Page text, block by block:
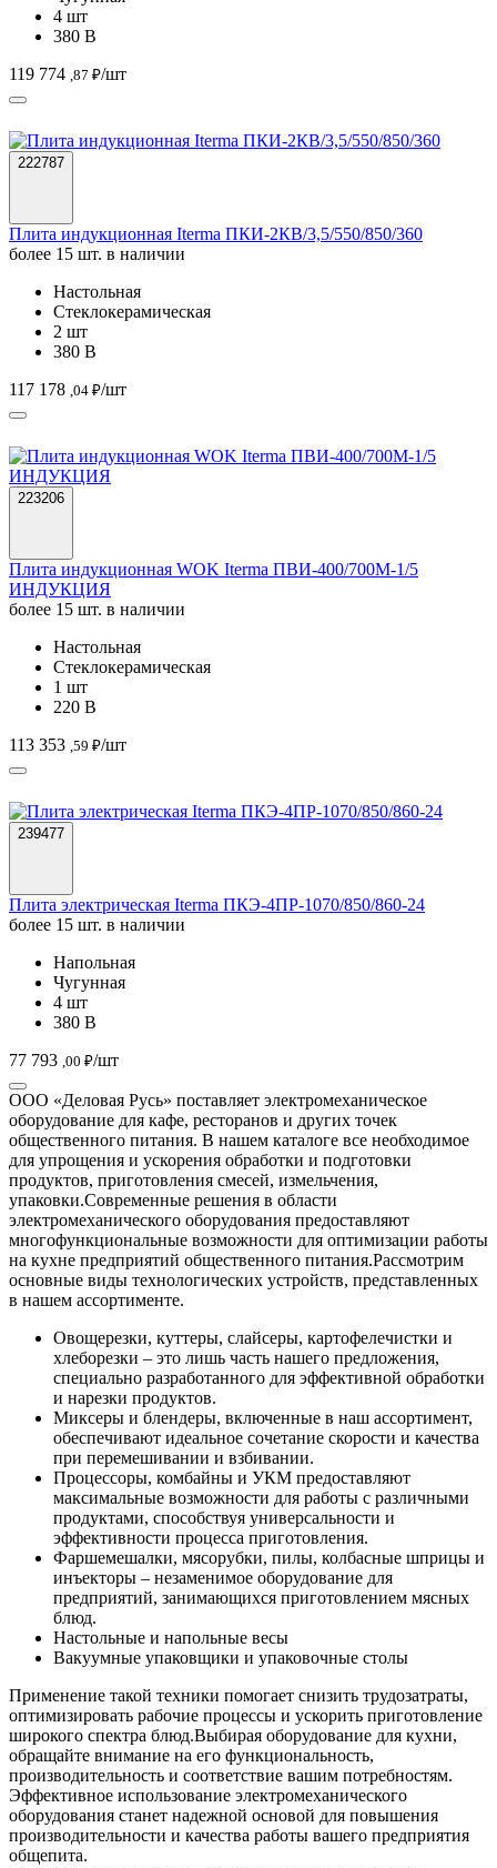
222787
Плита индукционная Iterma ПКИ-2КВ/3,5/550/850/360
Настольная
380 В
117 178,04 ₽ /шт
ИНДУКЦИЯ
более 15 шт. в наличии
1 шт
220 В
113 353,59 ₽ /шт
239477
Плита электрическая Iterma ПКЭ-4ПР-1070/850/860-24
Напольная
380 В
77 793,00 ₽/шт
ООО «Деловая Русь» поставляет электромеханическое
оборудование для кафе, ресторанов и других точек
общественного питания. В нашем каталоге все необходимое
для упрощения и ускорения обработки и подготовки
упаковки. Современные решения в области
электромеханического оборудования предоставляют
многофункциональные возможности для оптимизации работы
на кухне предприятий общественного питания.Рассмотрим
основные виды технологических устройств, представленных
в нашем ассортименте.
Овощерезки, куттеры, слайсеры, картофелечистки и
хлеборезки – это лишь часть нашего предложения,
специально разработанного для эффективной обработки
и нарезки продуктов.
Миксеры и блендеры, включенные в наш ассортимент,
обеспечивают идеальное сочетание скорости и качества
Процессоры, комбайны и УКМ предоставляют
максимальные возможности для работы с различными
продуктами, способствуя универсальности и
эффективности процесса приготовления.
Фаршемешалки, мясорубки, пилы, колбасные шприцы и
инъекторы – незаменимое оборудование для
предприятий, занимающихся приготовлением мясных
блюд.
Настольные и напольные весы
Вакуумные упаковщики и упаковочные столы
Применение такой техники помогает снизить трудозатраты,
оптимизировать рабочие процессы и ускорить приготовление
широкого спектра блюд.Выбирая оборудование для кухни,
обращайте внимание на его функциональность,
производительность и соответствие вашим потребностям.
Эффективное использование электромеханического
производительности и качества работы вашего предприятия
общепита.
Продолжая использовать наш сайт, вы соглашаетесь c
условиями обработки персональных данных Хорошо